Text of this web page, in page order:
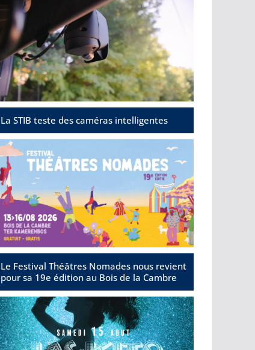
La STIB teste des caméras intelligentes
Le Festival Théâtres Nomades nous revient
pour sa 19e édition au Bois de la Cambre